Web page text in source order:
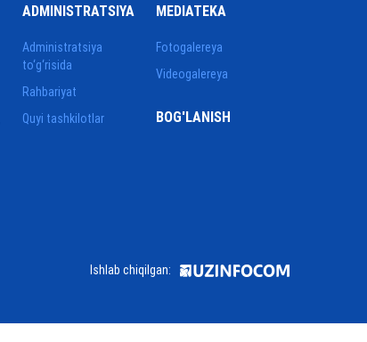
ADMINISTRATSIYA
Administratsiya
to‘g‘risida
Rahbariyat
Quyi tashkilotlar
MEDIATEKA
Fotogalereya
Videogalereya
BOG'LANISH
Ishlab chiqilgan: